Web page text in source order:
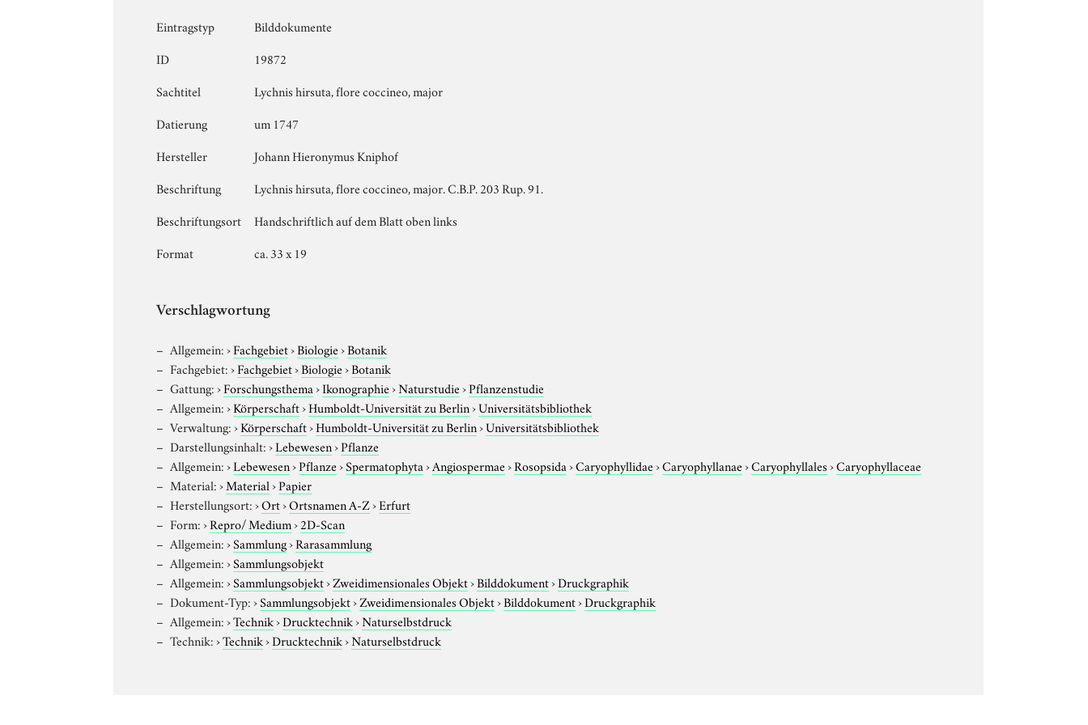
Eintragstyp
Bilddokumente
ID
19872
Sachtitel
Lychnis hirsuta, flore coccineo, major
Datierung
um 1747
Hersteller
Johann Hieronymus Kniphof
Beschriftung
Lychnis hirsuta, flore coccineo, major. C.B.P. 203 Rup. 91.
Beschriftungsort
Handschriftlich auf dem Blatt oben links
Format
ca. 33 x 19
Verschlagwortung
Allgemein:›Fachgebiet›Biologie›Botanik
Fachgebiet:›Fachgebiet›Biologie›Botanik
Gattung:›Forschungsthema›Ikonographie›Naturstudie›Pflanzenstudie
Allgemein:›Körperschaft›Humboldt-Universität zu Berlin›Universitätsbibliothek
Verwaltung:›Körperschaft›Humboldt-Universität zu Berlin›Universitätsbibliothek
Darstellungsinhalt:›Lebewesen›Pflanze
Allgemein:›Lebewesen›Pflanze›Spermatophyta›Angiospermae›Rosopsida›Caryophyllidae›Caryophyllanae›Caryophyllales›Caryophyllaceae
Material:›Material›Papier
Herstellungsort:›Ort›Ortsnamen A-Z›Erfurt
Form:›Repro/ Medium›2D-Scan
Allgemein:›Sammlung›Rarasammlung
Allgemein:›Sammlungsobjekt
Allgemein:›Sammlungsobjekt›Zweidimensionales Objekt›Bilddokument›Druckgraphik
Dokument-Typ:›Sammlungsobjekt›Zweidimensionales Objekt›Bilddokument›Druckgraphik
Allgemein:›Technik›Drucktechnik›Naturselbstdruck
Technik:›Technik›Drucktechnik›Naturselbstdruck